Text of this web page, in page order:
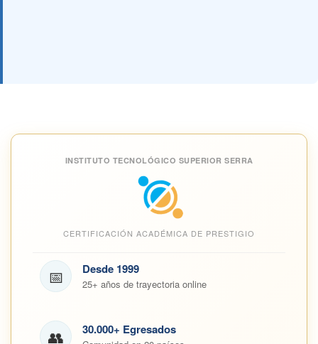
INSTITUTO TECNOLÓGICO SUPERIOR SERRA
CERTIFICACIÓN ACADÉMICA DE PRESTIGIO
📅 Desde 1999
25+ años de trayectoria online
👥 30.000+ Egresados